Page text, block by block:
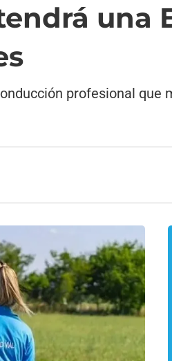
una
profesional que